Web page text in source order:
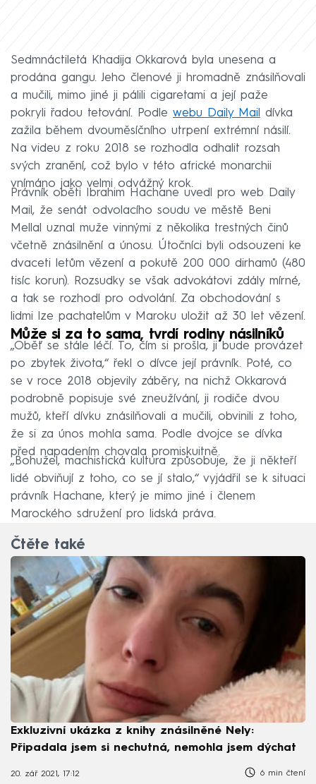
Sedmnáctiletá Khadija Okkarová byla unesena a
prodána gangu. Jeho členové ji hromadně znásilňovali
a mučili, mimo jiné ji pálili cigaretami a její paže
pokryli řadou tetování. Podle webu Daily Mail
dívka
zažila během dvouměsíčního utrpení extrémní násilí.
Na videu z roku 2018 se rozhodla odhalit rozsah
svých zranění, což bylo v této africké monarchii
vnímáno jako velmi odvážný krok.
Právník oběti Ibrahim Hachane uvedl pro web Daily
Mail, že senát odvolacího soudu ve městě Beni
Mellal uznal muže vinnými z několika trestných činů
včetně znásilnění a únosu. Útočníci byli odsouzeni ke
dvaceti letům vězení a pokutě 200 000 dirhamů (480
tisíc korun). Rozsudky se však advokátovi zdály mírné,
a tak se rozhodl pro odvolání. Za obchodování s
lidmi lze pachatelům v Maroku uložit až 30 let vězení.
Může si za to sama, tvrdí rodiny násilníků
„Oběť se stále léčí. To, čím si prošla, ji bude provázet
po zbytek života,“ řekl o dívce její právník. Poté, co
se v roce 2018 objevily záběry, na nichž Okkarová
podrobně popisuje své zneužívání, ji rodiče dvou
mužů, kteří dívku znásilňovali a mučili, obvinili z toho,
že si za únos mohla sama. Podle dvojce se dívka
před napadením chovala promiskuitně.
„Bohužel, machistická kultura způsobuje, že ji někteří
lidé obviňují z toho, co se jí stalo,“ vyjádřil se k situaci
právník Hachane, který je mimo jiné i členem
Marockého sdružení pro lidská práva.
Čtěte také
Exkluzivní ukázka z knihy znásilněné Nely:
Připadala jsem si nechutná, nemohla jsem dýchat
20. zář 2021, 17:12 6 min čtení